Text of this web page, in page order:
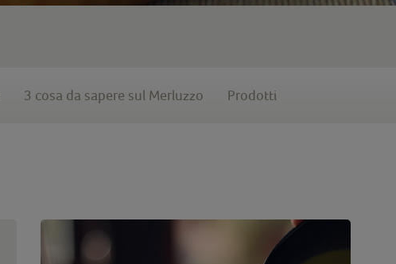
3 cosa da sapere sul Merluzzo Prodotti